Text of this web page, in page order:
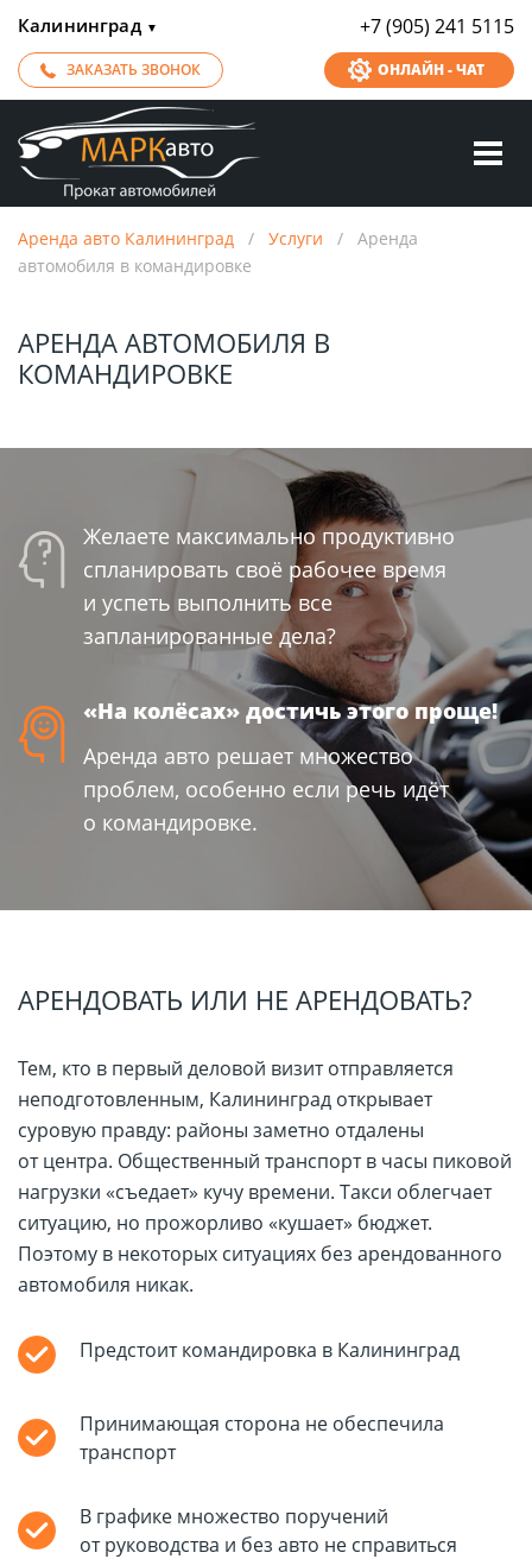
Калининград ▼ +7 (905) 241 5115
ЗАКАЗАТЬ ЗВОНОК ОНЛАЙН - ЧАТ
Аренда авто Калининград / Услуги / Аренда
автомобиля в командировке
АРЕНДА АВТОМОБИЛЯ В
КОМАНДИРОВКЕ
Желаете максимально продуктивно
спланировать своё рабочее время
и успеть выполнить все
запланированные дела?
«На колёсах» достичь этого проще!
Аренда авто решает множество
проблем, особенно если речь идёт
о командировке.
АРЕНДОВАТЬ ИЛИ НЕ АРЕНДОВАТЬ?
Тем, кто в первый деловой визит отправляется
неподготовленным, Калининград открывает
суровую правду: районы заметно отдалены
от центра. Общественный транспорт в часы пиковой
нагрузки «съедает» кучу времени. Такси облегчает
ситуацию, но прожорливо «кушает» бюджет.
Поэтому в некоторых ситуациях без арендованного
автомобиля никак.
Предстоит командировка в Калининград
Принимающая сторона не обеспечила
транспорт
В графике множество поручений
от руководства и без авто не справиться